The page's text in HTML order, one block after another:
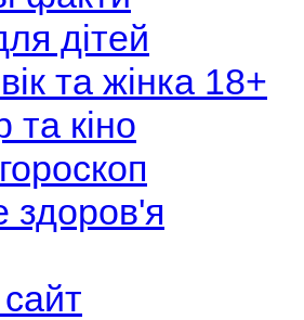
дітей
та жінка 18+
та кіно
здоров'я